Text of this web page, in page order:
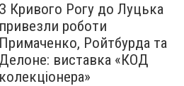
З Кривого Рогу до Луцька
привезли роботи
Примаченко, Ройтбурда та
Делоне: виставка «КОД
колекціонера»